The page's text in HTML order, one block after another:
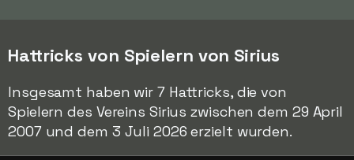
Hattricks von Spielern von Sirius
Insgesamt haben wir 7 Hattricks, die von
Spielern des Vereins Sirius zwischen dem 29 April
2007 und dem 3 Juli 2026 erzielt wurden.